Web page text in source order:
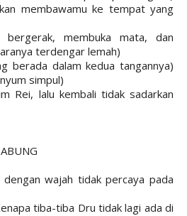
membawamu ke tempat yang
membuka mata, dan
terdengar lemah)
berada dalam kedua tangannya)
simpul)
Rei, lalu kembali tidak sadarkan
wajah tidak percaya pada
tiba-tiba Dru tidak lagi ada di